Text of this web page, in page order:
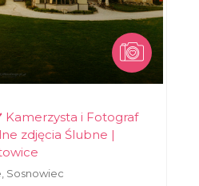
i Fotograf
zdjęcia Ślubne |
Sosnowiec